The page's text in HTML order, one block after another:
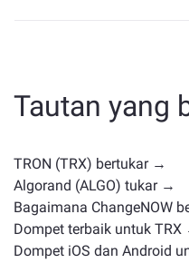
kategorinya — apakah
koin pemerintahan,
termasuk cryptocurrency
penggunaan atau posisi
pertukaran utama.
Tautan yang
TRON (TRX) bertukar →
Algorand (ALGO) tukar →
Bagaimana ChangeNOW
Dompet terbaik untuk TRX
Dompet iOS dan Android